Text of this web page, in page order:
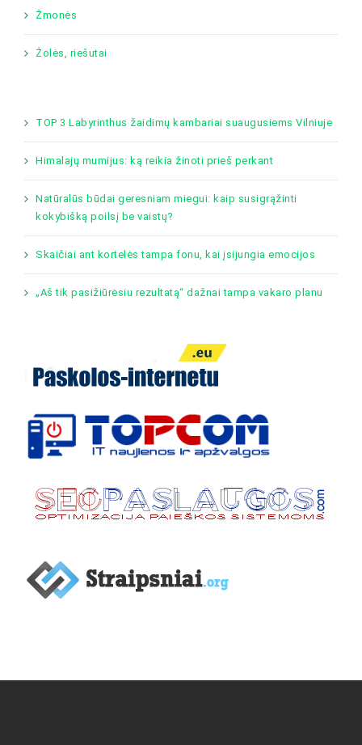
Žmonės
Žolės, riešutai
TOP 3 Labyrinthus žaidimų kambariai suaugusiems Vilniuje
Himalajų mumijus: ką reikia žinoti prieš perkant
Natūralūs būdai geresniam miegui: kaip susigrąžinti
kokybišką poilsį be vaistų?
Skaičiai ant kortelės tampa fonu, kai įsijungia emocijos
„Aš tik pasižiūrėsiu rezultatą“ dažnai tampa vakaro planu